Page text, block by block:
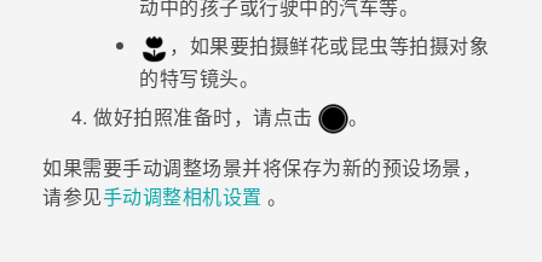
动中的孩子或行驶中的汽车等。
，如果要拍摄鲜花或昆虫等拍摄对象
的特写镜头。
做好拍照准备时，请点击
。
如果需要手动调整场景并将保存为新的预设场景，
请参见手动调整相机设置 。